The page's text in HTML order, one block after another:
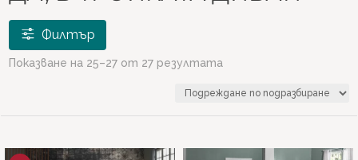
Филтър
Продукти
PREMIUM СЕРИЯ (4)
ХОЛНИ ГАРНИТУРИ (26)
Показване на 25–27 от 27 резултата